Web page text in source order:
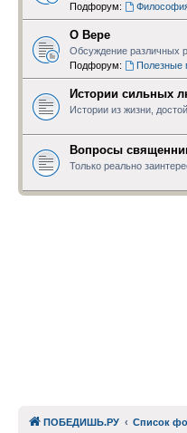
Подфорум:
О Вере
Обсуждение различных
Подфорум:
Полезные
Истории сильных
Истории из жизни,
Вопросы
Только реально
ПОБЕДИШЬ.РУ Список